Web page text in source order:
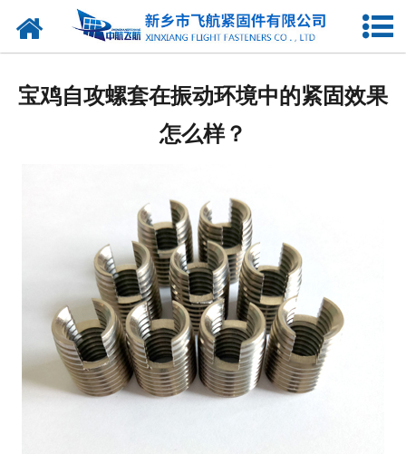
网站首页
联系我们
宝鸡自攻螺套在振动环境中的紧固效果
怎么样？